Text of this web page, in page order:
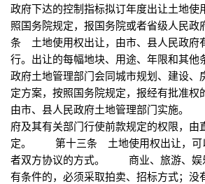
政府下达的控制指标拟订年度出让土地使
照国务院规定，报国务院或者省级人
条 土地使用权出让，由市、县人民政府
行。出让的每幅地块、用途、年限和其他
政府土地管理部门会同城市规划、建设、
定方案，按照国务院规定，报经有批准权
由市、县人民政府土地管理部门实施
府及其有关部门行使前款规定的权限，由
定。 第十三条 土地使用权出让，可
者双方协议的方式。 商业、旅游、娱
有条件的，必须采取拍卖、招标方式；没